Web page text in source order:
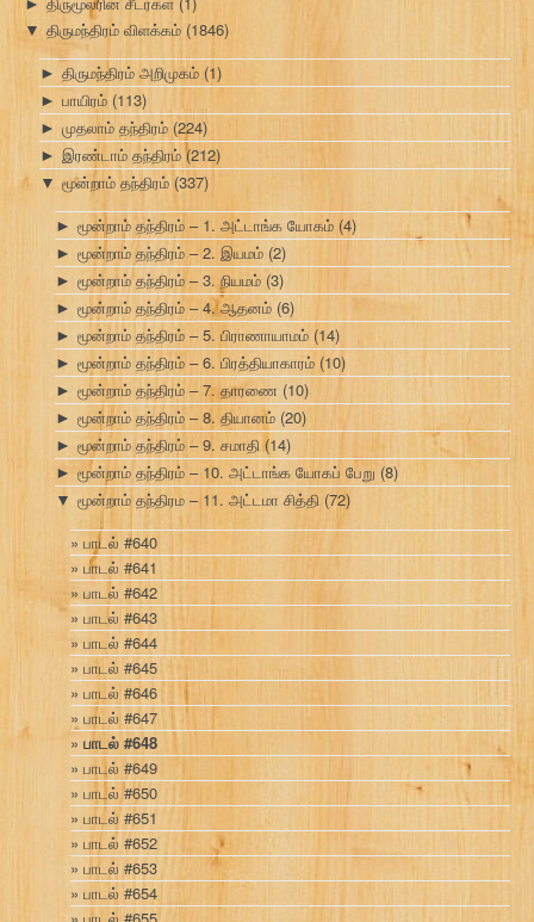
▼ திருமந்திரம் விளக்கம் (1846)
► திருமந்திரம் அறிமுகம் (1)
► பாயிரம் (113)
► முதலாம் தந்திரம் (224)
► இரண்டாம் தந்திரம்(212)
▼ மூன்றாம் தந்திரம் (337)
► மூன்றாம் தந்திரம் – 1. அட்டாங்க யோகம் (4)
► மூன்றாம் தந்திரம் – 2. இயமம் (2)
► மூன்றாம் தந்திரம் – 3. நியமம் (3)
► மூன்றாம் தந்திரம் – 4. ஆதனம் (6)
► மூன்றாம் தந்திரம் – 5. பிராணாயாமம் (14)
► மூன்றாம் தந்திரம் – 6. பிரத்தியாகாரம் (10)
► மூன்றாம் தந்திரம் – 7. தாரணை (10)
► மூன்றாம் தந்திரம் – 8. தியானம் (20)
► மூன்றாம் தந்திரம் – 9. சமாதி (14)
► மூன்றாம் தந்திரம் – 10. அட்டாங்க யோகப் பேறு (8)
▼ மூன்றாம் தந்திரம – 11. அட்டமா சித்தி (72)
பாடல் #640
பாடல் #641
பாடல் #642
பாடல் #643
பாடல் #644
பாடல் #645
பாடல் #646
பாடல் #647
பாடல் #648
பாடல் #649
பாடல் #650
பாடல் #651
பாடல் #652
பாடல் #653
பாடல் #654
பாடல் #655